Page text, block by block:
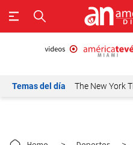
Temas del día The New York